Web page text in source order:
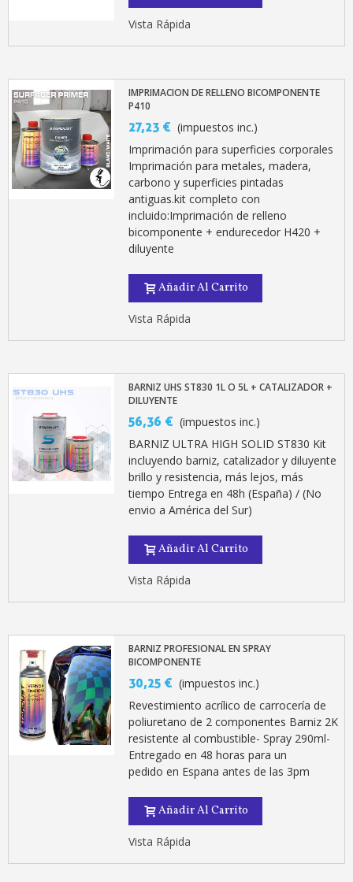
Vista Rápida
IMPRIMACION DE RELLENO BICOMPONENTE
P410
27,23 € (impuestos inc.)
Imprimación para superficies corporales
Imprimación para metales, madera,
carbono y superficies pintadas
antiguas.kit completo con
incluido:Imprimación de relleno
bicomponente + endurecedor H420 +
diluyente
Añadir Al Carrito
Vista Rápida
BARNIZ UHS ST830 1L O 5L + CATALIZADOR +
DILUYENTE
56,36 € (impuestos inc.)
BARNIZ ULTRA HIGH SOLID ST830 Kit
incluyendo barniz, catalizador y diluyente
brillo y resistencia, más lejos, más
tiempo Entrega en 48h (España) / (No
envio a América del Sur)
Añadir Al Carrito
Vista Rápida
BARNIZ PROFESIONAL EN SPRAY
BICOMPONENTE
30,25 € (impuestos inc.)
Revestimiento acrílico de carrocería de
poliuretano de 2 componentes Barniz 2K
resistente al combustible- Spray 290ml-
Entregado en 48 horas para un
pedido en Espana antes de las 3pm
Añadir Al Carrito
Vista Rápida